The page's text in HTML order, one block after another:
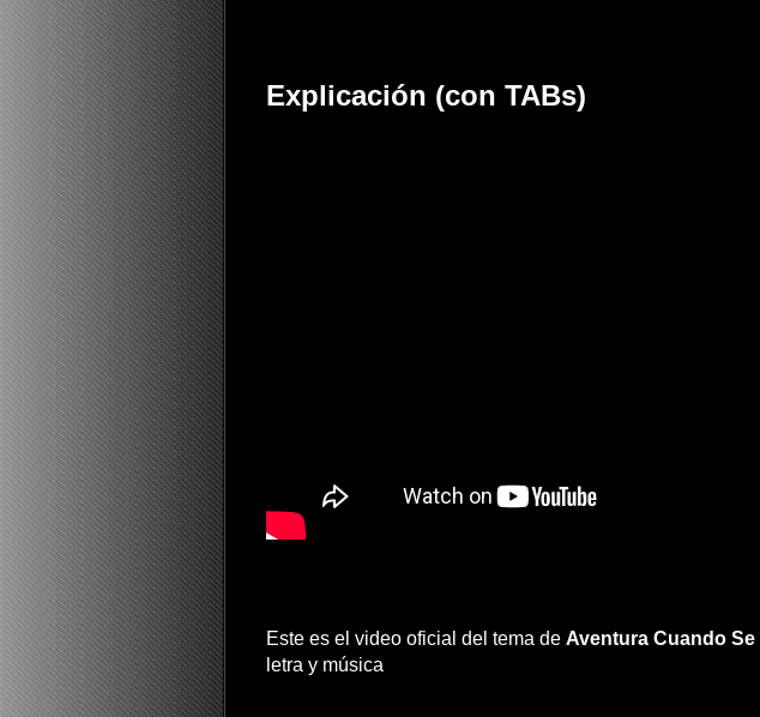
Explicación (con TABs)
Este es el video oficial del tema de Aventura Cuando Se
letra y música